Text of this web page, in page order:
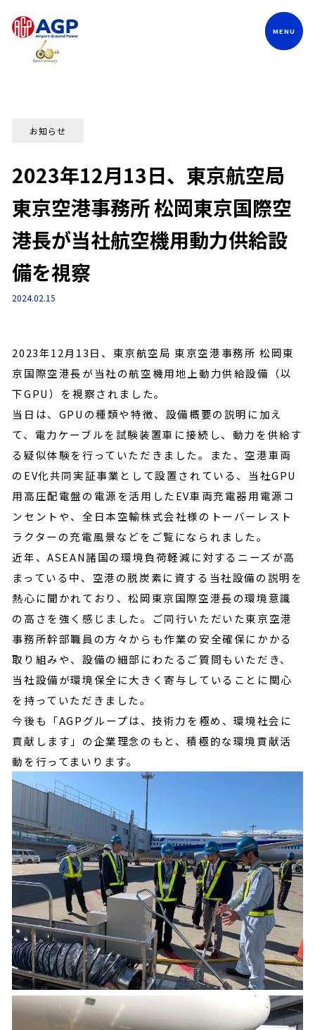
お知らせ
2023年12月13日、東京航空局
東京空港事務所 松岡東京国際空
港長が当社航空機用動力供給設
備を視察
2024.02.15
2023年12月13日、東京航空局 東京空港事務所 松岡東
京国際空港長が当社の航空機用地上動力供給設備（以
下GPU）を視察されました。
当日は、GPUの種類や特徴、設備概要の説明に加え
て、電力ケーブルを試験装置車に接続し、動力を供給す
る疑似体験を行っていただきました。また、空港車両
のEV化共同実証事業として設置されている、当社GPU
用高圧配電盤の電源を活用したEV車両充電器用電源コ
ンセントや、全日本空輸株式会社様のトーバーレスト
ラクターの充電風景などをご覧になられました。
近年、ASEAN諸国の環境負荷軽減に対するニーズが高
まっている中、空港の脱炭素に資する当社設備の説明を
熱心に聞かれており、松岡東京国際空港長の環境意識
の高さを強く感じました。ご同行いただいた東京空港
事務所幹部職員の方々からも作業の安全確保にかかる
取り組みや、設備の細部にわたるご質問もいただき、
当社設備が環境保全に大きく寄与していることに関心
を持っていただきました。
今後も「AGPグループは、技術力を極め、環境社会に
貢献します」の企業理念のもと、積極的な環境貢献活
動を行ってまいります。